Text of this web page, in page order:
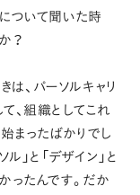
ついて聞いた時
？
、パーソルキャリ
、組織としてこれ
まったばかりでし
」と「デザイン」と
ったんです。だか